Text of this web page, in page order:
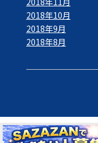
2018年10月
2018年9月
2018年8月